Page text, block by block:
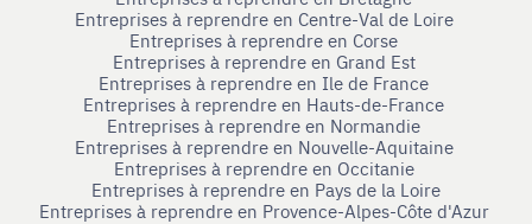
Entreprises à reprendre en Centre-Val de Loire
Entreprises à reprendre en Corse
Entreprises à reprendre en Grand Est
Entreprises à reprendre en Ile de France
Entreprises à reprendre en Hauts-de-France
Entreprises à reprendre en Normandie
Entreprises à reprendre en Nouvelle-Aquitaine
Entreprises à reprendre en Occitanie
Entreprises à reprendre en Pays de la Loire
Entreprises à reprendre en Provence-Alpes-Côte d'Azur